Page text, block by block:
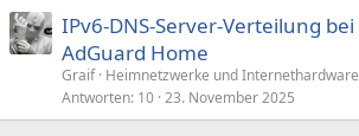
IPv6-DNS-Server-Verteilung
AdGuard Home
Graif Heimnetzwerke und Internethardware
Antworten 10 23. November 2025